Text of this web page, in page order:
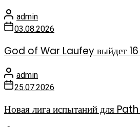
admin
03.08.2026
God of War Laufey выйдет 16
admin
25.07.2026
Новая лига испытаний для Path